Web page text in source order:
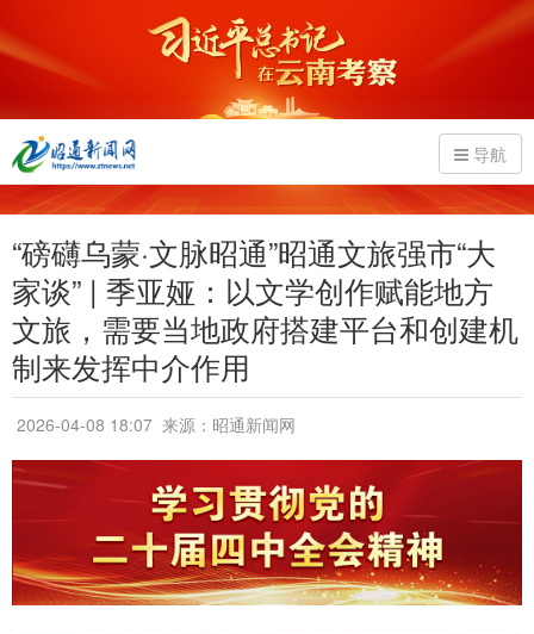
导航
“磅礴乌蒙·文脉昭通”昭通文旅强市“大
家谈” | 季亚娅：以文学创作赋能地方
文旅，需要当地政府搭建平台和创建机
制来发挥中介作用
2026-04-08 18:07 来源：昭通新闻网